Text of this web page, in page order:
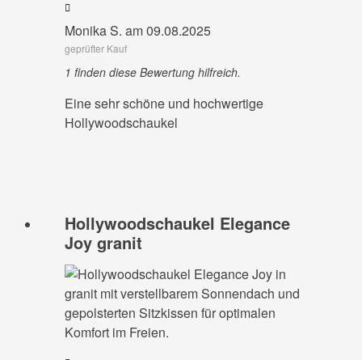
Monika S. am 09.08.2025
geprüfter Kauf
1 finden diese Bewertung hilfreich.
Eine sehr schöne und hochwertige
Hollywoodschaukel
Hollywoodschaukel Elegance
Joy granit